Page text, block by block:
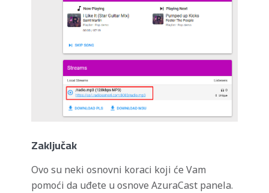
Zaključak
Ovo su neki osnovni koraci koji će Vam
pomoći da uđete u osnove AzuraCast panela.